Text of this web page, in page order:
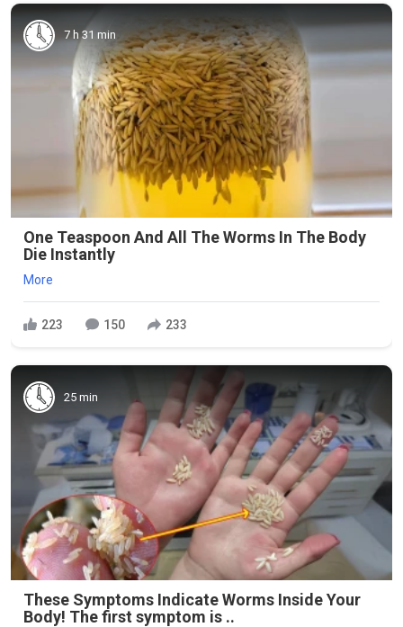
7 h 31 min
One Teaspoon And All The Worms In The Body
Die Instantly
More
223 150 233
25 min
These Symptoms Indicate Worms Inside Your
Body! The first symptom is ..